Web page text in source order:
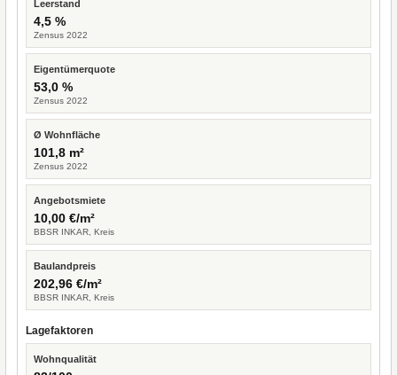
Leerstand
4,5 %
Zensus 2022
Eigentümerquote
53,0 %
Zensus 2022
Ø Wohnfläche
101,8 m²
Zensus 2022
Angebotsmiete
10,00 €/m²
BBSR INKAR, Kreis
Baulandpreis
202,96 €/m²
BBSR INKAR, Kreis
Lagefaktoren
Wohnqualität